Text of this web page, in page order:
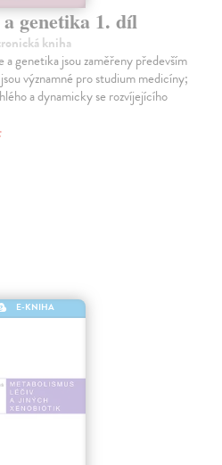
genetika 1. díl
kniha
genetika jsou zaměřeny především
významné pro studium medicíny;
a dynamicky se rozvíjejícího
E-KNIHA